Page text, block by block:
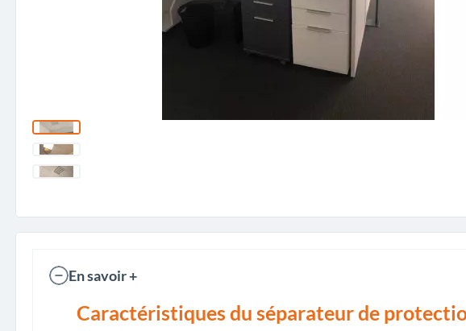
En savoir +
Caractéristiques du séparateur de